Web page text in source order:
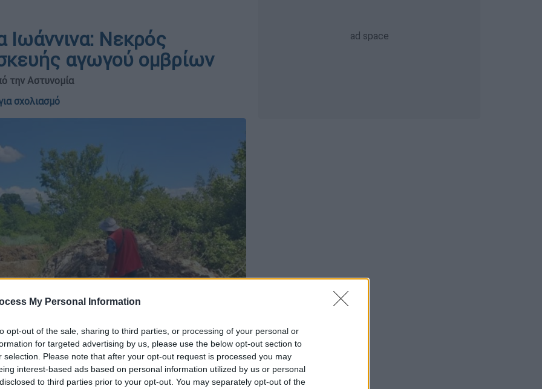
My Personal Information
opt-out of the sale, sharing to third parties, or processing of your personal or
for targeted advertising by us, please use the below opt-out section to
selection. Please note that after your opt-out request is processed you may
interest-based ads based on personal information utilized by us or personal
to third parties prior to your opt-out. You may separately opt-out of the
Ιωάννινα: Νεκρός
αγωγού ομβρίων
την Αστυνομία
σχολιασμό